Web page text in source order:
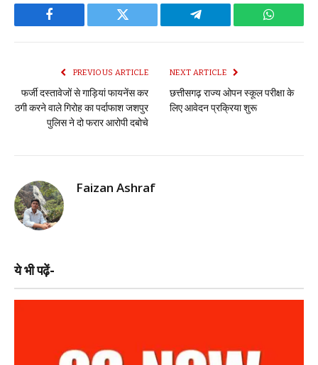
Facebook Twitter Telegram
PREVIOUS ARTICLE
फर्जी दस्तावेजों से गाड़ियां फायनेंस कर
ठगी करने वाले गिरोह का पर्दाफाश जशपुर
पुलिस ने दो फरार आरोपी दबोचे
NEXT ARTICLE
छत्तीसगढ़ राज्य ओपन स्कूल परीक्षा के
लिए आवेदन प्रक्रिया शुरू
Faizan Ashraf
ये भी पढ़ें-